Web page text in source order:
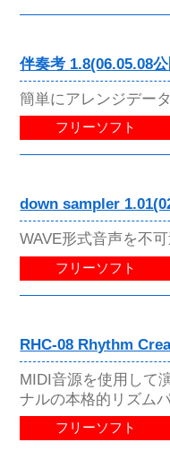
伴奏考 1.8(06.05.08
簡単にアレンジデー
フリーソフト
down sampler
WAVE形式音声を不
フリーソフト
RHC-08 Rhythm
MIDI音源を使用して
ナルの本格的リズム
フリーソフト